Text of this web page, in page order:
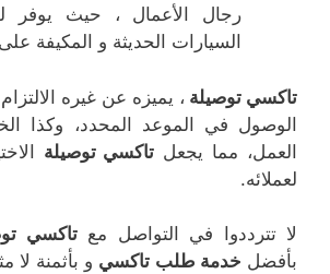
رجال الأعمال ، حيث يوفر
السيارات الحديثة و المكيفة
تاكسي توصيلة ، يميزه عن غيره الالتزام
الوصول في الموعد المحدد، وكذا
العمل، مما يجعل تاكسي توصيلة
لعملائه.
لا تترددوا في التواصل معتاكسي
بأفضل خدمة طلب تاكسي و بأثمنة لا